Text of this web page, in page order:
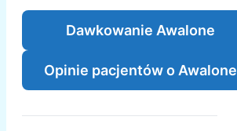
Dawkowanie Awalone
Opinie pacjentów o Awalone